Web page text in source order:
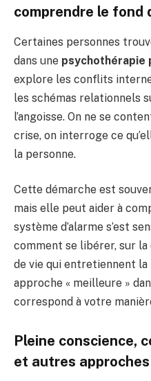
comprendre le fond
Certaines personnes
dans une psychothérapie
explore les conflits
les schémas relationnels
l’angoisse. On ne se
crise, on interroge ce
la personne.
Cette démarche est
mais elle peut aider à
système d’alarme s’est
comment se libérer, sur la
de vie qui entretiennent la
approche « meilleure »
correspond à votre
Pleine conscience,
et autres approches